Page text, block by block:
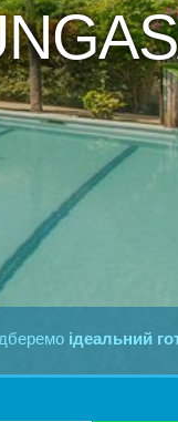
ідеальний